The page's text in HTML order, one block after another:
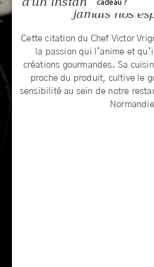
jamais nos
Cette citation du Chef Victor
la passion qui l’anime et
créations gourmandes. Sa
proche du produit, cultive le
sensibilité au sein de notre